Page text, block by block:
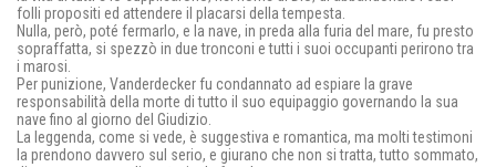
folli propositi ed attendere il placarsi della tempesta.
Nulla, però, poté fermarlo, e la nave, in preda alla furia del mare, fu presto
sopraffatta, si spezzò in due tronconi e tutti i suoi occupanti perirono tra
i marosi.
Per punizione, Vanderdecker fu condannato ad espiare la grave
responsabilità della morte di tutto il suo equipaggio governando la sua
nave fino al giorno del Giudizio.
La leggenda, come si vede, è suggestiva e romantica, ma molti testimoni
la prendono davvero sul serio, e giurano che non si tratta, tutto sommato,